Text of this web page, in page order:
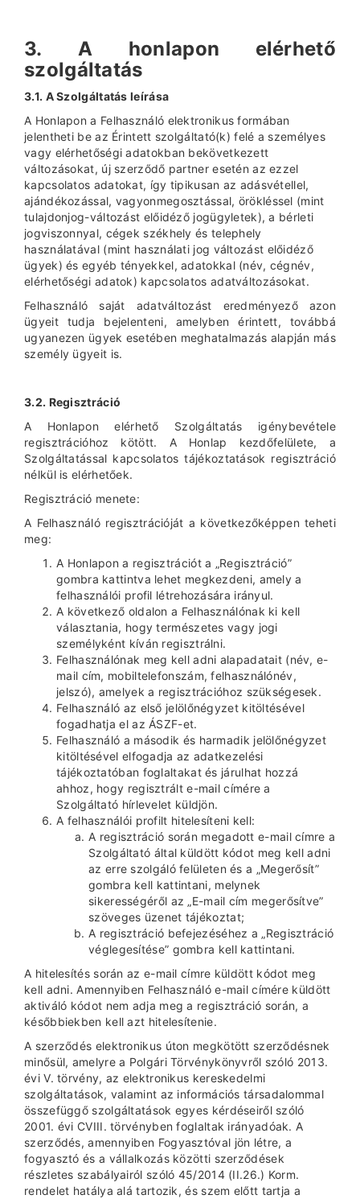
3. A honlapon elérhető
szolgáltatás
3.1. A Szolgáltatás leírása
A Honlapon a Felhasználó elektronikus formában
jelentheti be az Érintett szolgáltató(k) felé a személyes
vagy elérhetőségi adatokban bekövetkezett
változásokat, új szerződő partner esetén az ezzel
kapcsolatos adatokat, így tipikusan az adásvétellel,
ajándékozással, vagyonmegosztással, örökléssel (mint
tulajdonjog-változást előidéző jogügyletek), a bérleti
jogviszonnyal, cégek székhely és telephely
használatával (mint használati jog változást előidéző
ügyek) és egyéb tényekkel, adatokkal (név, cégnév,
elérhetőségi adatok) kapcsolatos adatváltozásokat.
Felhasználó saját adatváltozást eredményező azon
ügyeit tudja bejelenteni, amelyben érintett, továbbá
ugyanezen ügyek esetében meghatalmazás alapján más
személy ügyeit is.
3.2. Regisztráció
A Honlapon elérhető Szolgáltatás igénybevétele
regisztrációhoz kötött. A Honlap kezdőfelülete, a
Szolgáltatással kapcsolatos tájékoztatások regisztráció
nélkül is elérhetőek.
Regisztráció menete:
A Felhasználó regisztrációját a következőképpen teheti
meg:
A Honlapon a regisztrációt a „Regisztráció”
gombra kattintva lehet megkezdeni, amely a
felhasználói profil létrehozására irányul.
A következő oldalon a Felhasználónak ki kell
választania, hogy természetes vagy jogi
személyként kíván regisztrálni.
Felhasználónak meg kell adni alapadatait (név, e-
mail cím, mobiltelefonszám, felhasználónév,
jelszó), amelyek a regisztrációhoz szükségesek.
Felhasználó az első jelölőnégyzet kitöltésével
fogadhatja el az ÁSZF-et.
Felhasználó a második és harmadik jelölőnégyzet
kitöltésével elfogadja az adatkezelési
tájékoztatóban foglaltakat és járulhat hozzá
ahhoz, hogy regisztrált e-mail címére a
Szolgáltató hírlevelet küldjön.
A felhasználói profilt hitelesíteni kell:
A regisztráció során megadott e-mail címre a
Szolgáltató által küldött kódot meg kell adni
az erre szolgáló felületen és a „Megerősít”
gombra kell kattintani, melynek
sikerességéről az „E-mail cím megerősítve”
szöveges üzenet tájékoztat;
A regisztráció befejezéséhez a „Regisztráció
véglegesítése” gombra kell kattintani.
A hitelesítés során az e-mail címre küldött kódot meg
kell adni. Amennyiben Felhasználó e-mail címére küldött
aktiváló kódot nem adja meg a regisztráció során, a
későbbiekben kell azt hitelesítenie.
A szerződés elektronikus úton megkötött szerződésnek
minősül, amelyre a Polgári Törvénykönyvről szóló 2013.
évi V. törvény, az elektronikus kereskedelmi
szolgáltatások, valamint az információs társadalommal
összefüggő szolgáltatások egyes kérdéseiről szóló
2001. évi CVIII. törvényben foglaltak irányadóak. A
szerződés, amennyiben Fogyasztóval jön létre, a
fogyasztó és a vállalkozás közötti szerződések
részletes szabályairól szóló 45/2014 (II.26.) Korm.
rendelet hatálya alá tartozik, és szem előtt tartja a